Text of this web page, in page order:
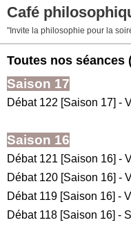
Café
"Invite la philosophie pour la
Toutes nos séances
Saison 17
Débat 122 [Saison 17] -
Saison 16
Débat 121 [Saison 16] -
Débat 120 [Saison 16] -
Débat 119 [Saison 16] -
Débat 118 [Saison 16] -